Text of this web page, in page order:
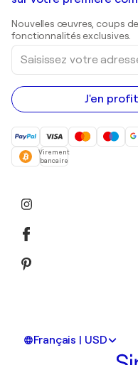
Estampes
Peintures acryliques
Nouvelles œuvres, coups
fonctionnalités exclusives.
Saisissez
votre
adresse
e-
mail
J'en
Virement
bancaire
Français | USD